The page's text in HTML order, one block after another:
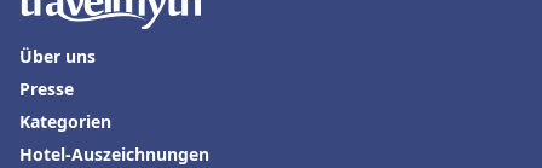
Über uns
Presse
Kategorien
Hotel-Auszeichnungen